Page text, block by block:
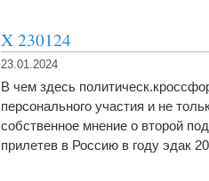
X 230124
23.01.2024
В чем здесь
персонального участия и не
собственное мнение о второй
прилетев в Россию в году эдак